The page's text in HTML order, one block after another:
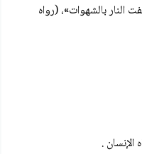
النار بالشهوات»، (رواه
الإنسان .